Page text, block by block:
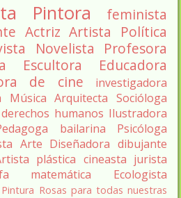
Pintora
feminista
Actriz Artista
Política
Novelista
Profesora
Escultora
Educadora
de cine
investigadora
Música Arquitecta Socióloga
humanos Ilustradora
bailarina
Psicóloga
Arte Diseñadora dibujante
plástica cineasta jurista
matemática
Ecologista
Pintura Rosas para todas nuestras